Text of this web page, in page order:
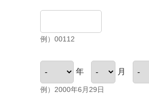
例）00112
年 月
例）2000年6月29日